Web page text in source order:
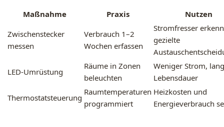
Maßnahme Praxis
Nutzen
Zwischenstecker
messen
Verbrauch 1–2
Wochen erfassen
Stromfresser
gezielte
LED-Umrüstung
Räume in Zonen
beleuchten
Weniger Strom,
Lebensdauer
Thermostatsteuerung
Raumtemperaturen
programmiert
Heizkosten und
Energieverbrauch